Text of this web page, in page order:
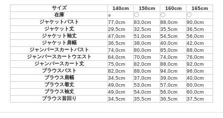
サイズ 140cm 150cm 160cm
165cm
在庫
○ 〇 〇
〇
ジャケットバスト
77,0cm 83,0cm 88,0cm
90,0cm
ジャケット丈
29,5cm 32,5cm 35,5cm
36,5cm
ジャケット袖丈
47,0cm 51,0cm 54,5cm
56,0cm
ジャケット肩幅
36,5cm 38,0cm 40,0cm
42,0cm
ジャンバースカートバスト
74,0cm 80,0cm 85,0cm
88,0cm
ジャンバースカートウエスト
64,0cm 70,0cm 74,0cm
76,0cm
ジャンバースカート丈
75,0cm 82,0cm 88,0cm
92,0cm
ブラウスバスト
82,0cm 88,0cm 94,0cm
96,0cm
ブラウス肩幅
34,5cm 37,0cm 39,0cm
40,0cm
ブラウス着丈
49,0cm 53,0cm 57,0cm
60,0cm
ブラウス袖丈
49,0cm 54,0cm 56,0cm
60,0cm
ブラウス首回り
34,5cm 35,5cm 36,5cm 37,5cm